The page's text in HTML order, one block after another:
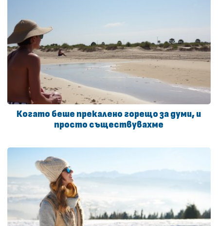
Когато беше прекалено горещо за думи, и
просто съществувахме